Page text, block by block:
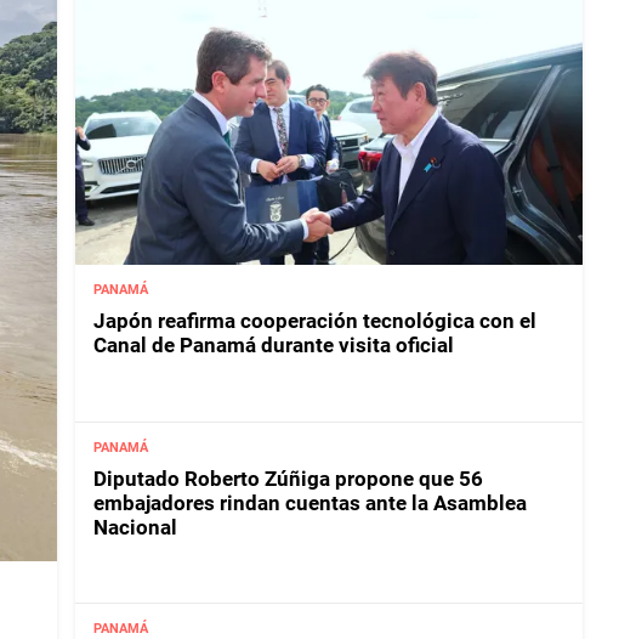
PANAMÁ
Japón reafirma cooperación tecnológica con el
Canal de Panamá durante visita oficial
PANAMÁ
Diputado Roberto Zúñiga propone que 56
embajadores rindan cuentas ante la Asamblea
Nacional
PANAMÁ